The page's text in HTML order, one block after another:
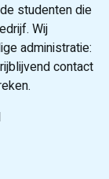
studenten die
Wij
administratie:
contact